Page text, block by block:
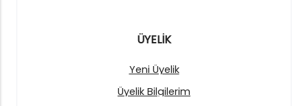
ÜYELİK
Yeni Üyelik
Üyelik Bilgilerim